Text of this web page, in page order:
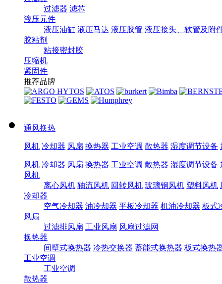
过滤器 滤芯
液压元件
液压油缸 液压马达 液压胶管 液压接头、软管及附
胶粘剂
粘接密封胶
压缩机
紧固件
推荐品牌
通风换热
风机 冷却器 风扇 换热器 工业空调 散热器 湿度调节设备
风机 冷却器 风扇 换热器 工业空调 散热器 湿度调节设备
风机
离心风机 轴流风机 回转风机 玻璃钢风机 塑料风机
冷却器
空气冷却器 油冷却器 平板冷却器 机油冷却器 板式
风扇
过滤排风扇 工业风扇 风扇过滤网
换热器
间壁式换热器 冷热交换器 蓄能式换热器 板式换热
工业空调
工业空调
散热器